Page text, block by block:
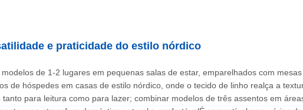
e praticidade do estilo nórdico
de 1-2 lugares em pequenas salas de estar, emparelhados com
de hóspedes em casas de estilo nórdico, onde o tecido de linho realça a
para leitura como para lazer; combinar modelos de três assentos em